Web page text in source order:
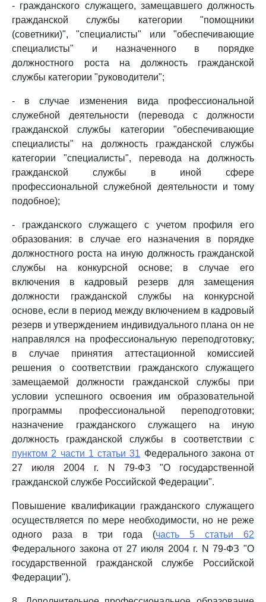
- гражданского служащего, замещавшего должность
гражданской службы категории "помощники
(советники)", "специалисты" или "обеспечивающие
специалисты" и назначенного в порядке
должностного роста на должность гражданской
службы категории "руководители";
- в случае изменения вида профессиональной
служебной деятельности (перевода с должности
гражданской службы категории "обеспечивающие
специалисты" на должность гражданской службы
категории "специалисты", перевода на должность
гражданской службы в иной сфере
профессиональной служебной деятельности и тому
подобное);
- гражданского служащего с учетом профиля его
образования: в случае его назначения в порядке
должностного роста на иную должность гражданской
службы на конкурсной основе; в случае его
включения в кадровый резерв для замещения
должности гражданской службы на конкурсной
основе, если в период между включением в кадровый
резерв и утверждением индивидуального плана он не
направлялся на профессиональную переподготовку;
в случае принятия аттестационной комиссией
решения о соответствии гражданского служащего
замещаемой должности гражданской службы при
условии успешного освоения им образовательной
программы профессиональной переподготовки;
назначение гражданского служащего на иную
должность гражданской службы в соответствии с
пунктом 2 части 1 статьи 31 Федерального закона от
27 июля 2004 г. N 79-ФЗ "О государственной
гражданской службе Российской Федерации".
Повышение квалификации гражданского служащего
осуществляется по мере необходимости, но не реже
одного раза в три года (часть 5 статьи 62
Федерального закона от 27 июля 2004 г. N 79-ФЗ "О
государственной гражданской службе Российской
Федерации").